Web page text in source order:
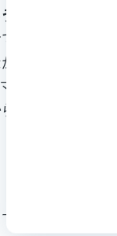
選択もできると
いなかったら
ったのかな、と
スは全国どこ
そう願っていま
ニング（拡大マ